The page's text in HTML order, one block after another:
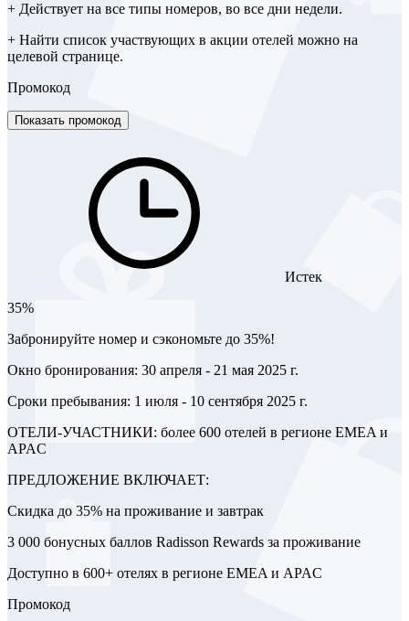
+ Действует на все типы номеров, во все дни недели.
+ Найти список участвующих в акции отелей можно на
целевой странице.
Промокод
Показать промокод
Истек
35%
Забронируйте номер и сэкономьте до 35%!
Окно бронирования: 30 апреля - 21 мая 2025 г.
Сроки пребывания: 1 июля - 10 сентября 2025 г.
ОТЕЛИ-УЧАСТНИКИ: более 600 отелей в регионе EMEA и
APAC
ПРЕДЛОЖЕНИЕ ВКЛЮЧАЕТ:
Скидка до 35% на проживание и завтрак
3 000 бонусных баллов Radisson Rewards за проживание
Доступно в 600+ отелях в регионе EMEA и APAC
Промокод